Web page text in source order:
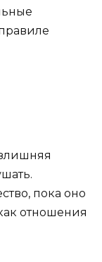
пока оно
отношения